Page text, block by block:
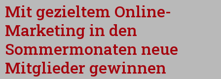
Mit gezieltem Online-
Marketing in den
Sommermonaten neue
Mitglieder gewinnen